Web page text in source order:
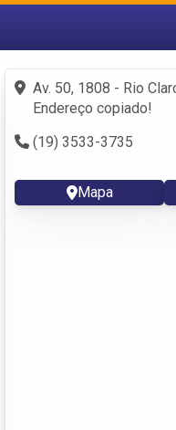
Fazer login
Criar conta
Av. 50, 1808 - Rio
Endereço copiado!
(19) 3533-3735
Mapa